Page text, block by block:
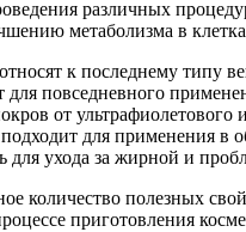
различных
метаболизма в
к последнему типу
для повседневного
от ультрафиолетового
для применения в
для ухода за жирной и
количество полезных
приготовления